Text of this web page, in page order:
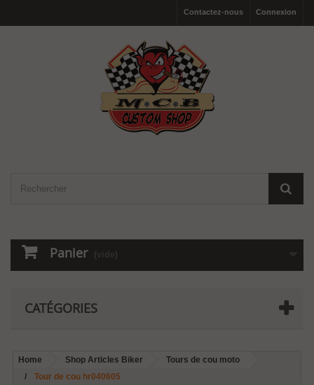
Connexion
Contactez-nous
Panier (vide)
CATÉGORIES
Home Shop Articles Biker
Tours de cou moto
Tour de cou hr040605